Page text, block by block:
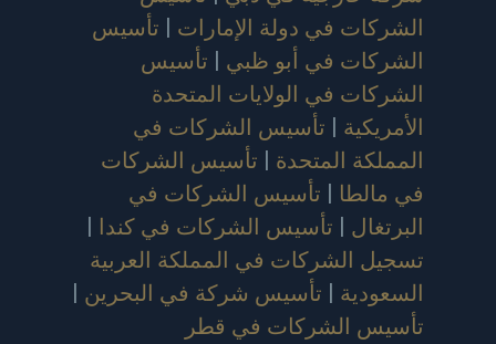
الشركات في دولة الإمارات | تأسيس
الشركات في أبو ظبي | تأسيس
الشركات في الولايات المتحدة
الأمريكية | تأسيس الشركات في
المملكة المتحدة | تأسيس الشركات
في مالطا | تأسيس الشركات في
البرتغال | تأسيس الشركات في كندا |
تسجيل الشركات في المملكة العربية
السعودية | تأسيس شركة في البحرين |
تأسيس الشركات في قطر